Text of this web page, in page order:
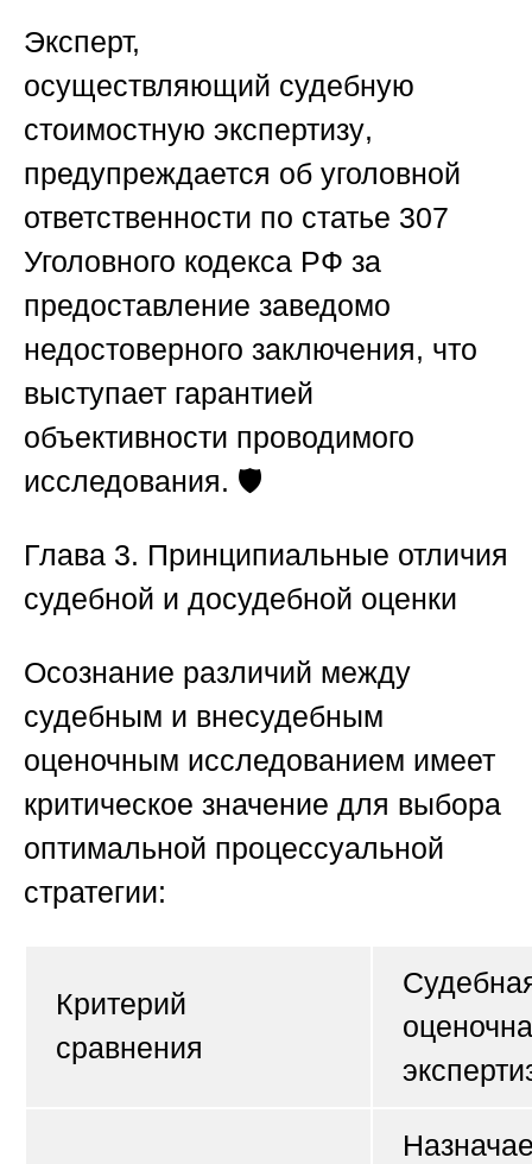
Эксперт,
осуществляющий судебную
стоимостную экспертизу,
предупреждается об уголовной
ответственности по статье 307
Уголовного кодекса РФ за
предоставление заведомо
недостоверного заключения, что
выступает гарантией
объективности проводимого
исследования. 🛡️
Глава 3. Принципиальные отличия
судебной и досудебной оценки
Осознание различий между
судебным и внесудебным
оценочным исследованием имеет
критическое значение для выбора
оптимальной процессуальной
стратегии:
Критерий
сравнения